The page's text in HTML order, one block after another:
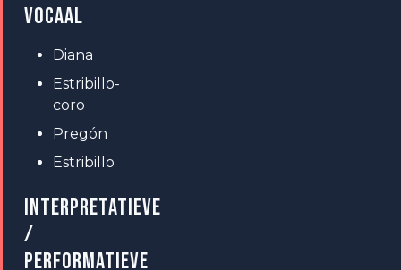
VOCAAL
Diana
Estribillo-
coro
Pregón
Estribillo
INTERPRETATIEVE
/
PERFORMATIEVE